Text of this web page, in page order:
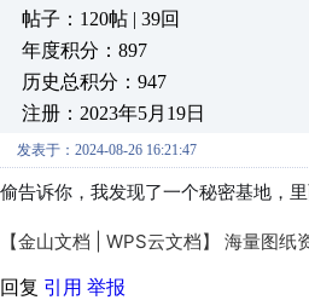
帖子：120帖 | 39回
年度积分：897
历史总积分：947
注册：2023年5月19日
发表于：2024-08-26 16:21:47
偷告诉你，我发现了一个秘密基地，
【金山文档 | WPS云文档】 海量图
回复 引用 举报